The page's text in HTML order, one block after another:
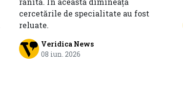
cercetările de specialitate au fost
reluate.
Veridica News
08 iun. 2026